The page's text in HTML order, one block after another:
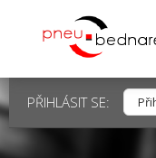
PŘIHLÁSIT SE: